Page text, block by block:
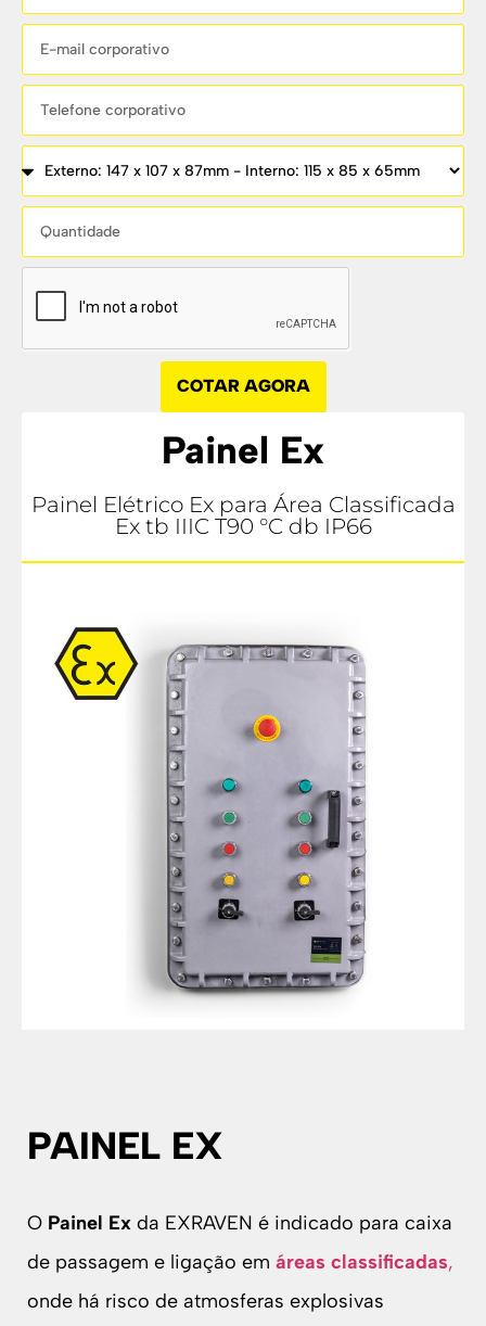
Painel Ex
Painel Elétrico Ex para Área Classificada
Ex tb IIIC T90 °C db IP66
COTAR AGORA
PAINEL EX
O Painel Ex da EXRAVEN é indicado para caixa
de passagem e ligação em áreas classificadas,
onde há risco de atmosferas explosivas